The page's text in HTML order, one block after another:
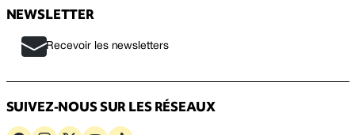
NEWSLETTER
Recevoir les newsletters
SUIVEZ-NOUS SUR LES RÉSEAUX